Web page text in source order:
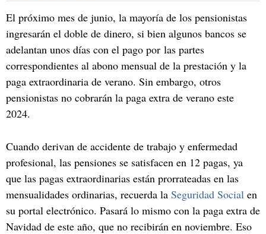
El próximo mes de junio, la mayoría de los pensionistas
ingresarán el doble de dinero, si bien algunos bancos se
adelantan unos días con el pago por las partes
correspondientes al abono mensual de la prestación y la
paga extraordinaria de verano. Sin embargo, otros
pensionistas no cobrarán la paga extra de verano este
2024.
Cuando derivan de accidente de trabajo y enfermedad
profesional, las pensiones se satisfacen en 12 pagas, ya
que las pagas extraordinarias están prorrateadas en las
mensualidades ordinarias, recuerda la Seguridad Social en
su portal electrónico. Pasará lo mismo con la paga extra de
Navidad de este año, que no recibirán en noviembre. Eso